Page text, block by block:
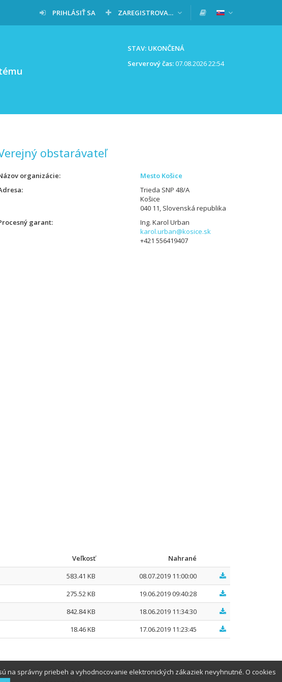
PRIHLÁSIŤ SA ZAREGISTROVAŤ SA
STAV: UKONČENÁ
Serverový čas:07.08.2026 22:54
obstarávateľ
organizácie
Mesto Košice
Trieda SNP 48/A
Košice
040 11, Slovenská republika
garant
Ing. Karol Urban
karol.urban@kosice.sk
+421 556419407
Veľkosť
Nahrané
583.41 KB
08.07.2019 11:00:00
275.52 KB
19.06.2019 09:40:28
842.84 KB
18.06.2019 11:34:30
18.46 KB 17.06.2019 11:23:45
na správny priebeh a vyhodnocovanie elektronických zákaziek nevyhnutné. O cookies